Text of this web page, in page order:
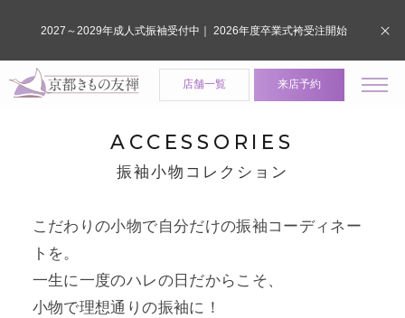
店舗一覧 来店予約
ACCESSORIES
振袖小物コレクション
こだわりの小物で自分だけの振袖コーディネー
トを。
一生に一度のハレの日だからこそ、
小物で理想通りの振袖に！
2027～2029年成人式振袖受付中｜ 2026年度卒業式袴受注開始